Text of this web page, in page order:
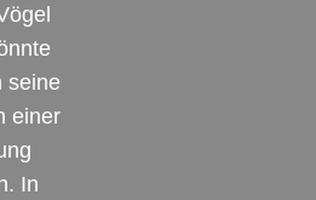
seine
einer
In